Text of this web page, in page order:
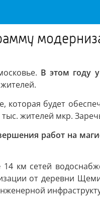
В этом году
которая будет
жителей мкр.
работ на
14 км сетей
от деревни